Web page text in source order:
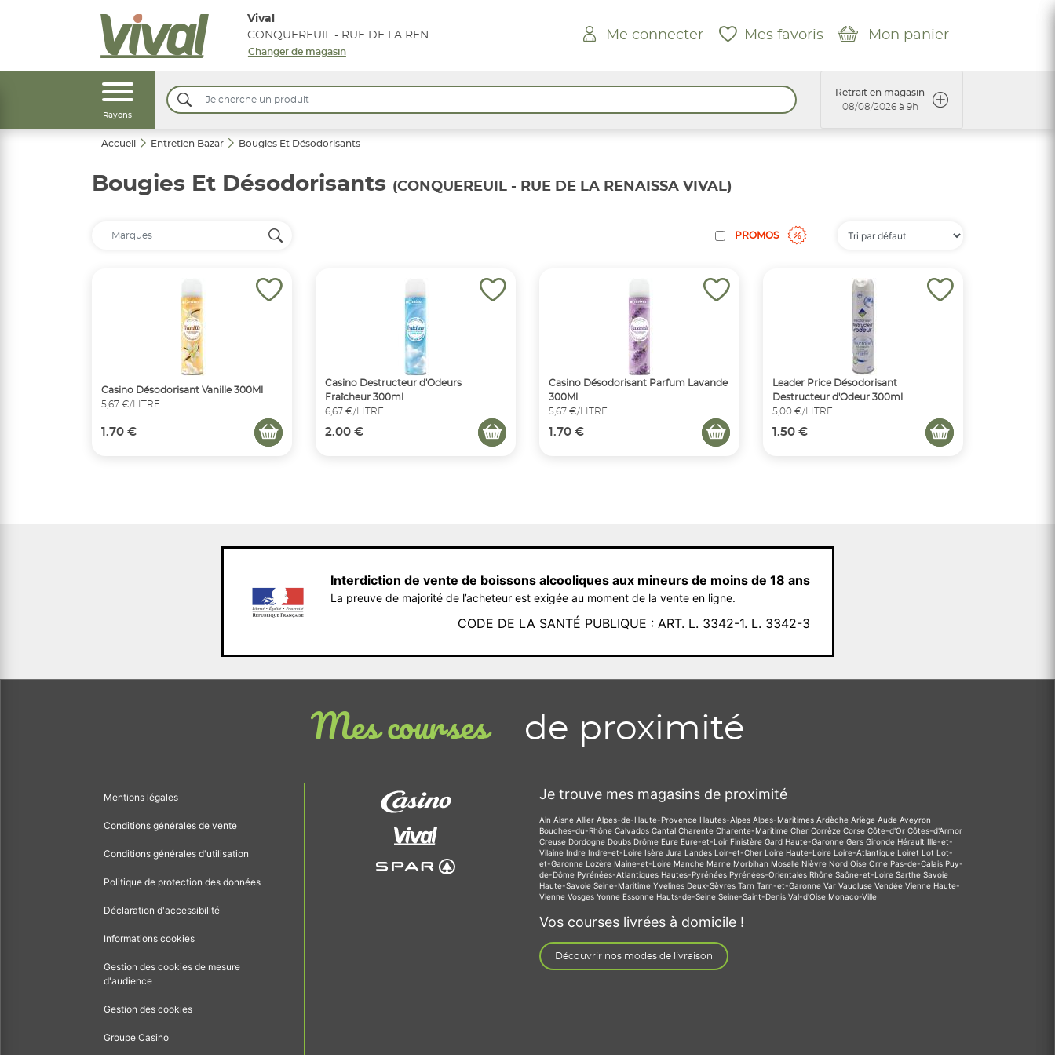
Vival
CONQUEREUIL - RUE DE LA RENAISSA VIVAL
Changer de magasin
Me connecter Mes favoris Mon panier
Rayons
Retrait en magasin
08/08/2026 à 9h
Accueil Entretien Bazar Bougies Et Désodorisants
Bougies Et Désodorisants (CONQUEREUIL - RUE DE LA RENAISSA VIVAL)
PROMOS
Casino Désodorisant Vanille 300Ml
5,67 €/LITRE
1.70 €
Casino Destructeur d'Odeurs
Fraîcheur 300ml
6,67 €/LITRE
2.00 €
Casino Désodorisant Parfum Lavande
300Ml
5,67 €/LITRE
1.70 €
Leader Price Désodorisant
Destructeur d'Odeur 300ml
5,00 €/LITRE
1.50 €
Interdiction de vente de boissons alcooliques aux mineurs de moins de 18 ans
La preuve de majorité de l’acheteur est exigée au moment de la vente en ligne.
CODE DE LA SANTÉ PUBLIQUE : ART. L. 3342-1. L. 3342-3
Mes courses de proximité
Mentions légales
Conditions générales de vente
Conditions générales d'utilisation
Politique de protection des données
Déclaration d'accessibilité
Informations cookies
Gestion des cookies de mesure
d'audience
Gestion des cookies
Groupe Casino
Je trouve mes magasins de proximité
Ain Aisne Allier Alpes-de-Haute-Provence Hautes-Alpes Alpes-Maritimes Ardèche Ariège Aude Aveyron
Bouches-du-Rhône Calvados Cantal Charente Charente-Maritime Cher Corrèze Corse Côte-d'Or Côtes-d'Armor
Creuse Dordogne Doubs Drôme Eure Eure-et-Loir Finistère Gard Haute-Garonne Gers Gironde Hérault Ille-et-
Vilaine Indre Indre-et-Loire Isère Jura Landes Loir-et-Cher Loire Haute-Loire Loire-Atlantique Loiret Lot Lot-
et-Garonne Lozère Maine-et-Loire Manche Marne Morbihan Moselle Nièvre Nord Oise Orne Pas-de-Calais Puy-
de-Dôme Pyrénées-Atlantiques Hautes-Pyrénées Pyrénées-Orientales Rhône Saône-et-Loire Sarthe Savoie
Haute-Savoie Seine-Maritime Yvelines Deux-Sèvres Tarn Tarn-et-Garonne Var Vaucluse Vendée Vienne Haute-
Vienne Vosges Yonne Essonne Hauts-de-Seine Seine-Saint-Denis Val-d'Oise Monaco-Ville
Vos courses livrées à domicile !
Découvrir nos modes de livraison